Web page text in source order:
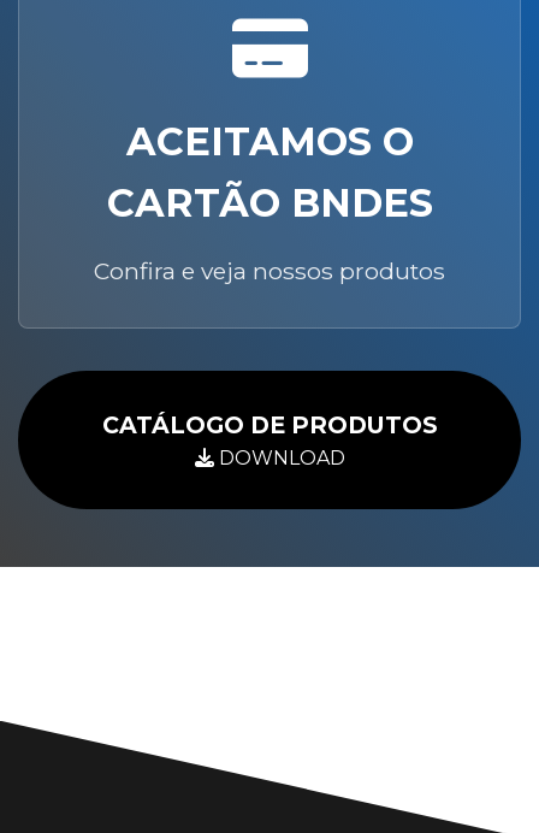
ACEITAMOS O
CARTÃO BNDES
Confira e veja nossos produtos
CATÁLOGO DE PRODUTOS
DOWNLOAD